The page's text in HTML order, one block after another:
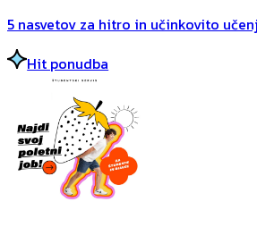
5 nasvetov za hitro in učinkovito
Hit ponudba